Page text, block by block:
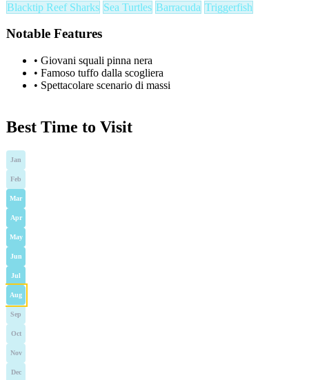
Blacktip Reef Sharks Sea Turtles Barracuda Triggerfish
Notable Features
• Giovani squali pinna nera
• Famoso tuffo dalla scogliera
• Spettacolare scenario di massi
Best Time to Visit
Jan
Feb
Mar
Apr
May
Jun
Jul
Aug
Sep
Oct
Nov
Dec